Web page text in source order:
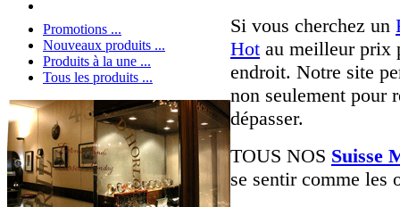
Promotions ...
Nouveaux produits ...
Produits à la une ...
Tous les produits ...
Si vous cherchez un
Hot au meilleur prix
endroit. Notre site
non seulement pour
dépasser.
TOUS NOS Suisse
se sentir comme les